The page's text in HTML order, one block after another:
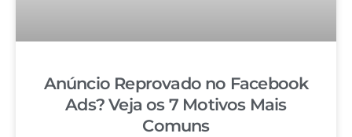
Anúncio Reprovado no Facebook
Ads? Veja os 7 Motivos Mais
Comuns